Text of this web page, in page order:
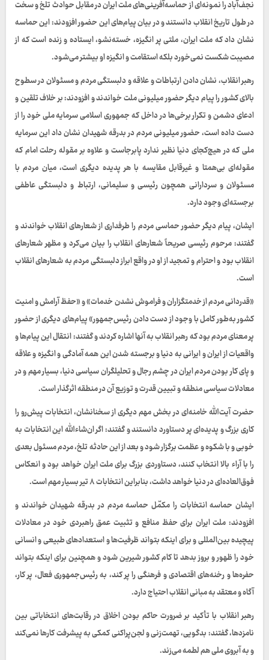
نجف‌آباد را نمونه‌ای از حماسه‌آفرینی‌های ملت ایران در مقابل حوادث تلخ و سخت
در طول تاریخ انقلاب دانستند و در بیان پیام‌های این حضور افزودند: این حماسه
نشان داد که ملت ایران، ملتی پر انگیزه، خسته‌نشو، ایستاده و زنده است که از
مصیبت شکست نمی‌خورد بلکه استقامت و انگیزه او بیشتر می‌شود.
رهبر انقلاب، نشان دادن ارتباطات و علاقه و دلبستگی مردم و مسئولان در سطوح
بالای کشور را پیام دیگر حضور میلیونی ملت خواندند و افزودند: بر خلاف تلقین و
ادعای دشمن و تکرار برخی‌ها در داخل که جمهوری اسلامی سرمایه ملی خود را از
دست داده است، حضور میلیونی مردم در بدرقه شهیدان نشان داد این سرمایه
ملی که در هیچ‌کجای دنیا نظیر ندارد پابرجاست و علاوه بر مقوله رحلت امام که
مقوله‌ای بی‌همتا و غیرقابل مقایسه با هر پدیده دیگری است، میان مردم با
مسئولان و سردارانی همچون رئیسی و سلیمانی، ارتباط و دلبستگی عاطفی
برجسته‌ای وجود دارد.
ایشان، پیام دیگر حضور حماسی مردم را طرفداری از شعارهای انقلاب خواندند و
گفتند: مرحوم رئیسی صریحاً شعارهای انقلاب را بیان می‌کرد و مظهر شعارهای
انقلاب بود و احترام و تمجید از او در واقع ابراز دلبستگی مردم به شعارهای انقلاب
است.
«قدردانی مردم از خدمتگزاران و فراموش نشدن خدمات» و «حفظ آرامش و امنیت
کشور به‌طور کامل با وجود از دست دادن رئیس‌جمهور» پیام‌های دیگری از حضور
پر معنای مردم بود که رهبر انقلاب به آنها اشاره کردند و گفتند: انتقال این پیام‌ها و
واقعیات از ایران و ایرانی به دنیا و برجسته شدن این همه آمادگی و انگیزه و علاقه
و پای کار بودن مردم ایران در چشم رجال و تحلیلگران سیاسی دنیا، بسیار مهم و در
معادلات سیاسی منطقه و تبیین قدرت و توزیع آن در منطقه اثرگذار است.
حضرت آیت‌الله خامنه‌ای در بخش مهم دیگری از سخنانشان، انتخابات پیش‌رو را
کاری بزرگ و پدیده‌ای پر دستاورد دانستند و گفتند: اگر ان‌شاءالله این انتخابات به
خوبی و با شکوه و عظمت برگزار شود و بعد از این حادثه تلخ، مردم مسئول بعدی
را با آراء بالا انتخاب کنند، دستاوردی بزرگ برای ملت ایران خواهد بود و انعکاس
فوق‌العاده‌ای در دنیا خواهد داشت، بنابراین انتخابات ۸ تیر بسیار مهم است.
ایشان حماسه انتخابات را مکمّل حماسه مردم در بدرقه شهیدان خواندند و
افزودند: ملت ایران برای حفظ منافع و تثبیت عمق راهبردی خود در معادلات
پیچیده بین‌المللی و برای اینکه بتواند ظرفیت‌ها و استعدادهای طبیعی و انسانی
خود را ظهور و بروز بدهد تا کام کشور شیرین شود و همچنین برای اینکه بتواند
حفره‌ها و رخنه‌های اقتصادی و فرهنگی را پر کند، به رئیس‌جمهوری فعال، پر کار،
آگاه و معتقد به مبانی انقلاب احتیاج دارد.
رهبر انقلاب با تأکید بر ضرورت حاکم بودن اخلاق در رقابت‌های انتخاباتی بین
نامزدها، گفتند: بدگویی، تهمت‌زنی و لجن‌پراکنی کمکی به پیشرفت کارها نمی‌کند
و به آبروی ملی هم لطمه می‌زند.